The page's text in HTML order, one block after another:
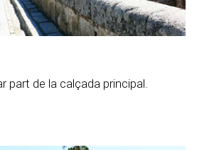
part de la calçada principal.